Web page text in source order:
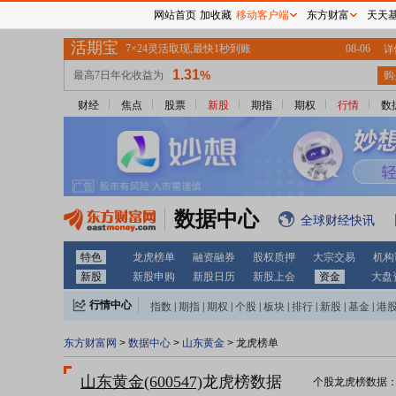
财经 焦点 股票 新股 期指 期权 行情 数
数据中心 全球财经快讯
特色 龙虎榜单 融资融券 股权质押 大宗交易
机
新股
新股申购 新股日历 新股上会 资金 大盘
行情中心 指数 期指 期权 个股 板块 排行 新股 基金 港
东方财富网 > 数据中心 > 山东黄金 > 龙虎榜单
山东黄金(600547)龙虎榜数据 个股龙虎榜数据
网站首页 加收藏 移动客户端 东方财富 天天